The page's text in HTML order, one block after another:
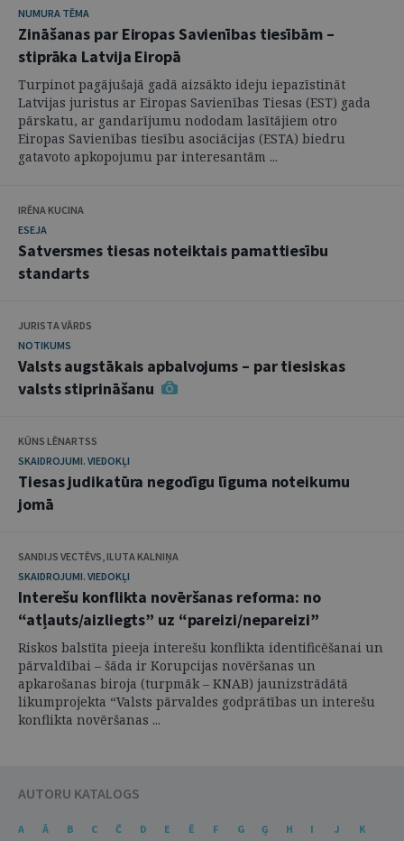
NUMURA TĒMA
Zināšanas par Eiropas Savienības tiesībām –
stiprāka Latvija Eiropā
Turpinot pagājušajā gadā aizsākto ideju iepazīstināt
Latvijas juristus ar Eiropas Savienības Tiesas (EST) gada
pārskatu, ar gandarījumu nododam lasītājiem otro
Eiropas Savienības tiesību asociācijas (ESTA) biedru
gatavoto apkopojumu par interesantām ...
IRĒNA KUCINA
ESEJA
Satversmes tiesas noteiktais pamattiesību
standarts
JURISTA VĀRDS
NOTIKUMS
Valsts augstākais apbalvojums – par tiesiskas
valsts stiprināšanu
KŪNS LĒNARTSS
SKAIDROJUMI. VIEDOKĻI
Tiesas judikatūra negodīgu līguma noteikumu
jomā
SANDIJS VECTĒVS, ILUTA KALNIŅA
SKAIDROJUMI. VIEDOKĻI
Interešu konflikta novēršanas reforma: no
“atļauts/aizliegts” uz “pareizi/nepareizi”
Riskos balstīta pieeja interešu konflikta identificēšanai un
pārvaldībai – šāda ir Korupcijas novēršanas un
apkarošanas biroja (turpmāk – KNAB) jaunizstrādātā
likumprojekta “Valsts pārvaldes godprātības un interešu
konflikta novēršanas ...
AUTORU KATALOGS
A Ā B C Č D E Ē F G Ģ H I J
K